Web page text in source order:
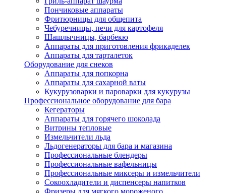
Пончиковые аппараты
Фритюрницы для общепита
Чебуречницы, печи для картофеля
Шашлычницы, барбекю
Аппараты для приготовления фрикаделек
Аппараты для тарталеток
Оборудование для снеков
Аппараты для попкорна
Аппараты для сахарной ваты
Кукурузоварки и пароварки для кукурузы
Профессиональное оборудование для бара
Кегераторы
Аппараты для горячего шоколада
Витрины тепловые
Измельчители льда
Льдогенераторы для бара и магазина
Профессиональные блендеры
Профессиональные вафельницы
Профессиональные миксеры и измельчители
Сокоохладители и диспенсеры напитков
Фризеры для мягкого мороженого